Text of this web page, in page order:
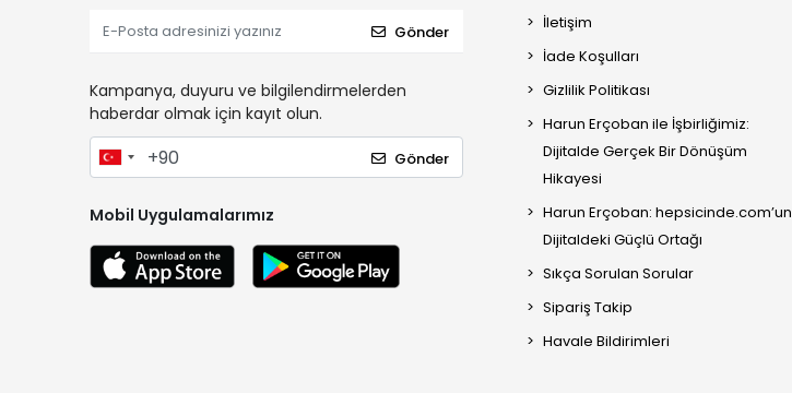
Gönder
Kampanya, duyuru ve bilgilendirmelerden
haberdar olmak için kayıt olun.
Gönder
Mobil Uygulamalarımız
İletişim
İade Koşulları
Gizlilik Politikası
Harun Erçoban ile İşbirliğimiz:
Dijitalde Gerçek Bir Dönüşüm
Hikayesi
Harun Erçoban: hepsicinde.com’un
Dijitaldeki Güçlü Ortağı
Sıkça Sorulan Sorular
Sipariş Takip
Havale Bildirimleri